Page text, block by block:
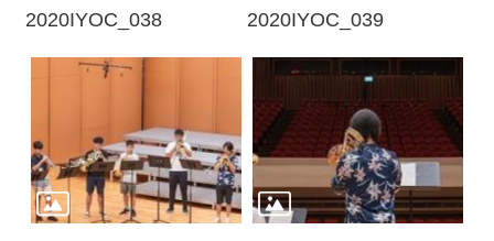
E2020IYOC_038 2020IYOC_039